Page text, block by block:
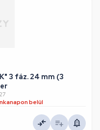
3 fáz. 24 mm (3
belül